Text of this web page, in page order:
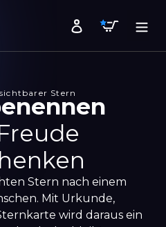
Einloggen
Stern
Stern nach einem
Mit Urkunde,
wird daraus ein